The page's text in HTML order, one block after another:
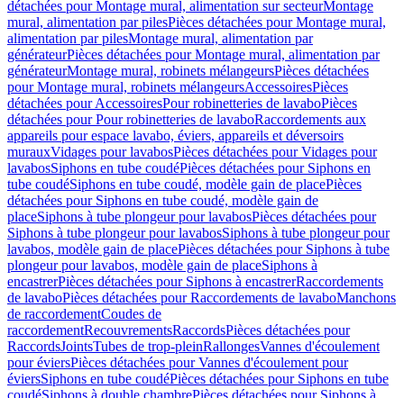
détachées pour Montage mural, alimentation sur secteurMontage
mural, alimentation par pilesPièces détachées pour Montage mural,
alimentation par pilesMontage mural, alimentation par
générateurPièces détachées pour Montage mural, alimentation par
générateurMontage mural, robinets mélangeursPièces détachées
pour Montage mural, robinets mélangeursAccessoiresPièces
détachées pour AccessoiresPour robinetteries de lavaboPièces
détachées pour Pour robinetteries de lavaboRaccordements aux
appareils pour espace lavabo, éviers, appareils et déversoirs
murauxVidages pour lavabosPièces détachées pour Vidages pour
lavabosSiphons en tube coudéPièces détachées pour Siphons en
tube coudéSiphons en tube coudé, modèle gain de placePièces
détachées pour Siphons en tube coudé, modèle gain de
placeSiphons à tube plongeur pour lavabosPièces détachées pour
Siphons à tube plongeur pour lavabosSiphons à tube plongeur pour
lavabos, modèle gain de placePièces détachées pour Siphons à tube
plongeur pour lavabos, modèle gain de placeSiphons à
encastrerPièces détachées pour Siphons à encastrerRaccordements
de lavaboPièces détachées pour Raccordements de lavaboManchons
de raccordementCoudes de
raccordementRecouvrementsRaccordsPièces détachées pour
RaccordsJointsTubes de trop-pleinRallongesVannes d'écoulement
pour éviersPièces détachées pour Vannes d'écoulement pour
éviersSiphons en tube coudéPièces détachées pour Siphons en tube
coudéSiphons à double chambrePièces détachées pour Siphons à